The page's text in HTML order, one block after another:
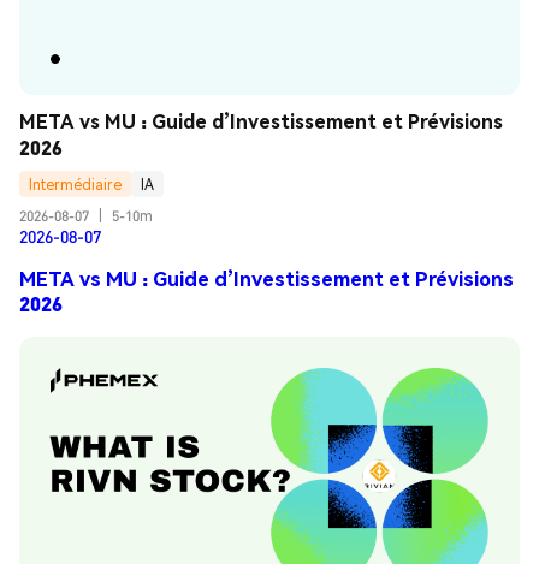
META vs MU : Guide d’Investissement et Prévisions
2026
Intermédiaire
IA
2026-08-07
5-10m
2026-08-07
META vs MU : Guide d’Investissement et Prévisions
2026